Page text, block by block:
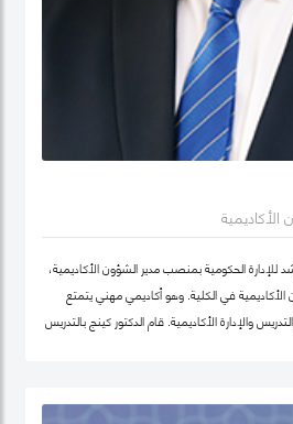
الأكاديمية
الحكومية بمنصب مدير الشؤون الأكاديمية،
في الكلية. وهو أكاديمي مهني يتمتع
والإدارة الأكاديمية. قام الدكتور كينج بالتدريس
رئيس إدارة، ورئيس لجنة الاعتماد، ورئيس مركز